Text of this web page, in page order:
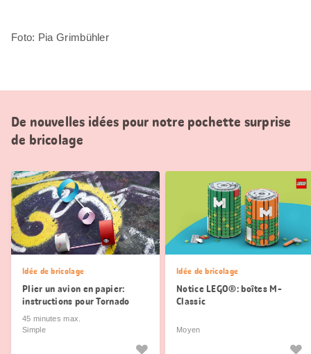
Foto: Pia Grimbühler
De nouvelles idées pour notre pochette surprise
de bricolage
Idée de bricolage
Plier un avion en papier:
instructions pour Tornado
Twister
45 minutes max.
Simple
Idée de bricolage
Notice LEGO®: boîtes M-
Classic
Moyen